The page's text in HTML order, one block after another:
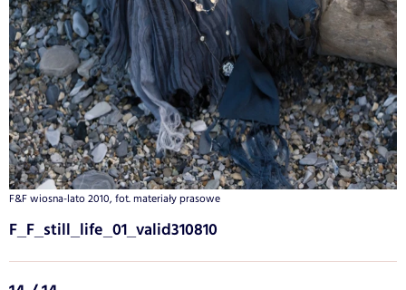
F&F wiosna-lato 2010, fot. materiały prasowe
F_F_still_life_01_valid310810